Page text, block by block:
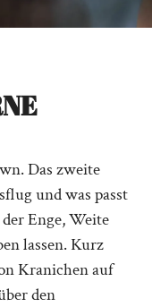
Das zweite
und was passt
der Enge, Weite
lassen. Kurz
Kranichen auf
den